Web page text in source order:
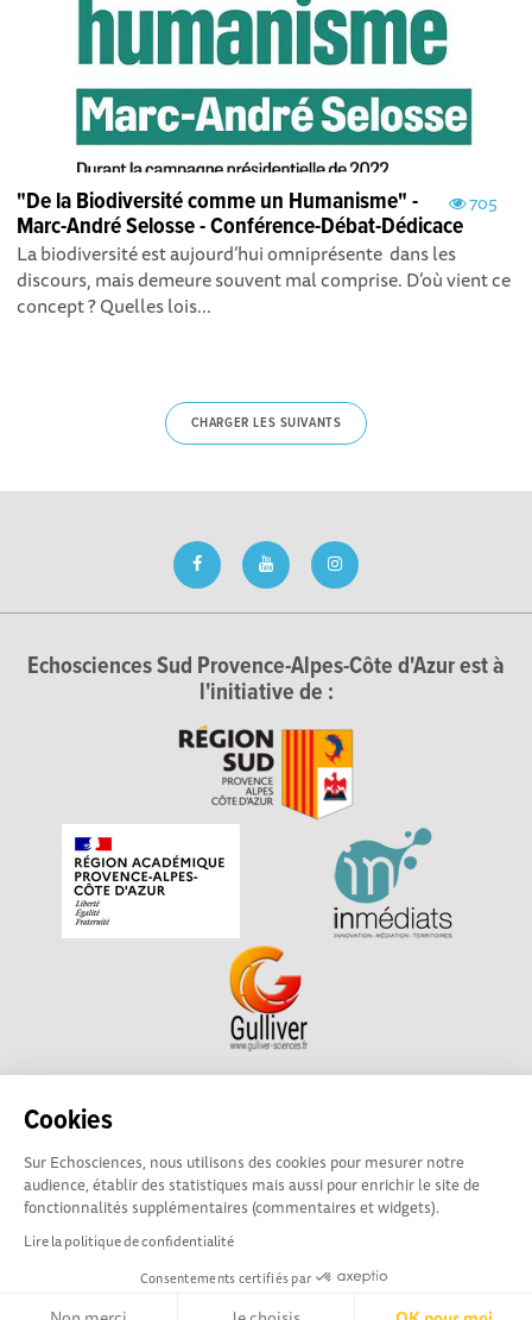
Cookies
Sur Echosciences, nous utilisons des cookies pour mesurer notre
audience, établir des statistiques mais aussi pour enrichir le site de
fonctionnalités supplémentaires (commentaires et widgets).
Lire la politique de confidentialité
Consentements certifiés par
705
"De la Biodiversité comme un Humanisme" -
Marc-André Selosse - Conférence-Débat-Dédicace
La biodiversité est aujourd’hui omniprésente dans les
discours, mais demeure souvent mal comprise. D’où vient ce
concept ? Quelles lois...
CHARGER LES SUIVANTS
Echosciences Sud Provence-Alpes-Côte d'Azur est à
l'initiative de :
Echosciences Sud Provence-Alpes-Côte d'Azur est à
académique pour la Recherche et l'Innovation Provence-
Alpes-Côte d'Azur. La plateforme est mise en oeuvre pour
vous parGulliver
Mentions légales|Politique de confidentialité
Ligne éditoriale